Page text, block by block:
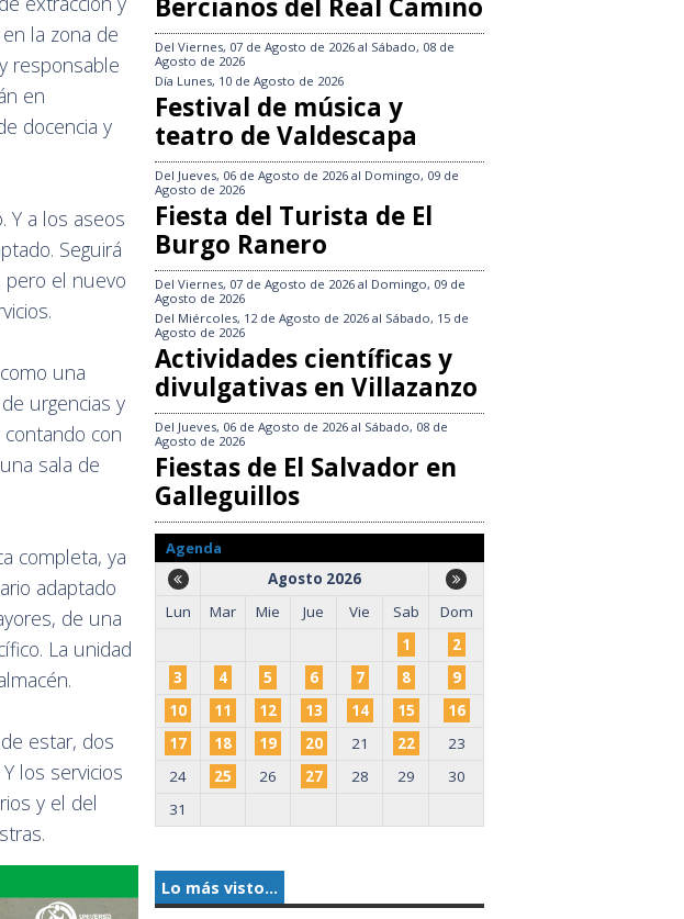
la zona de
responsable
en
docencia y
Y a los aseos
Seguirá
pero el nuevo
una
urgencias y
con
sala de
completa, ya
adaptado
de una
La unidad
estar, dos
los servicios
y el del
Del Viernes, 07 de Agosto de 2026 al Sábado, 08 de
Agosto de 2026
Día Lunes, 10 de Agosto de 2026
Festival de música y
teatro de Valdescapa
Del Jueves, 06 de Agosto de 2026 al Domingo, 09 de
Agosto de 2026
Fiesta del Turista de El
Burgo Ranero
Del Viernes, 07 de Agosto de 2026 al Domingo, 09 de
Agosto de 2026
Del Miércoles, 12 de Agosto de 2026 al Sábado, 15 de
Agosto de 2026
Actividades científicas y
divulgativas en Villazanzo
Del Jueves, 06 de Agosto de 2026 al Sábado, 08 de
Agosto de 2026
Fiestas de El Salvador en
Galleguillos
Agenda
Agosto 2026
Lun
Mar Mie Jue Vie Sab
Dom
1
2
3
4 5 6 7 8
9
10
11 12 13 14 15
16
17
18 19 20 21 22
23
24
25 26 27 28 29
30
31
Lo más visto...